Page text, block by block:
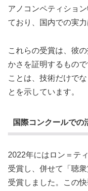
アノコンペティショ
ており、国内での実
これらの受賞は、彼
かさを証明するもの
ことは、技術だけで
とを示しています。
国際コンクールでの
2022年にはロン＝テ
受賞し、併せて「聴
受賞しました。この